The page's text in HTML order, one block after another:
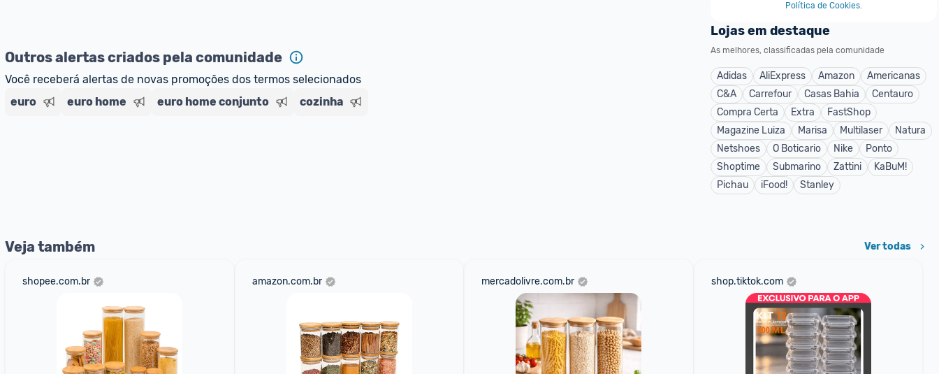
Outros alertas criados pela comunidade
Você receberá alertas de novas promoções dos termos selecionados
euro
euro home euro home conjunto cozinha
Política de Cookies.
Lojas em destaque
As melhores, classificadas pela comunidade
Adidas AliExpress Amazon
Americanas
C&A
Carrefour Casas Bahia
Centauro
Compra Certa
Extra
FastShop
Magazine Luiza
Marisa Multilaser
Natura
Netshoes
O Boticario Nike
Ponto
Shoptime
Submarino Zattini
KaBuM!
Pichau
iFood! Stanley
Veja também Ver todas
shopee.com.br amazon.com.br mercadolivre.com.br shop.tiktok.com